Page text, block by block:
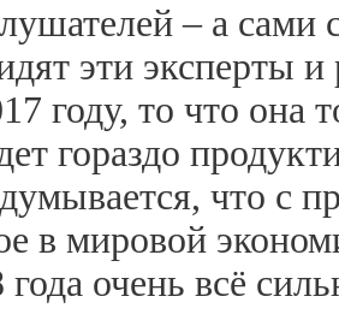
– а сами
эти эксперты
году, то что она
гораздо
что с
в мировой
очень всё